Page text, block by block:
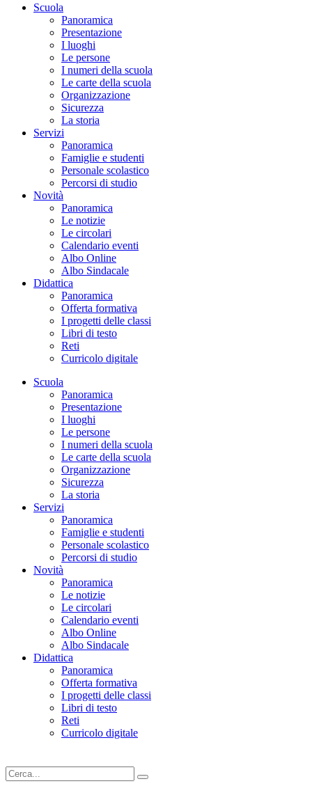
Scuola
Panoramica
Presentazione
I luoghi
Le persone
I numeri della scuola
Le carte della scuola
Organizzazione
Sicurezza
La storia
Servizi
Panoramica
Famiglie e studenti
Personale scolastico
Percorsi di studio
Novità
Panoramica
Le notizie
Le circolari
Calendario eventi
Albo Online
Albo Sindacale
Didattica
Panoramica
Offerta formativa
I progetti delle classi
Libri di testo
Reti
Curricolo digitale
Scuola
Panoramica
Presentazione
I luoghi
Le persone
I numeri della scuola
Le carte della scuola
Organizzazione
Sicurezza
La storia
Servizi
Panoramica
Famiglie e studenti
Personale scolastico
Percorsi di studio
Novità
Panoramica
Le notizie
Le circolari
Calendario eventi
Albo Online
Albo Sindacale
Didattica
Panoramica
Offerta formativa
I progetti delle classi
Libri di testo
Reti
Curricolo digitale